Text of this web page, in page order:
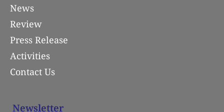
News
Review
Press Release
Activities
Contact Us
Newsletter